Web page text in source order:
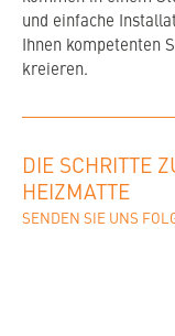
und einfache
Ihnen kompetenten
kreieren.
DIE SCHRITTE
EIZMATTE
SENDEN SIE UNS